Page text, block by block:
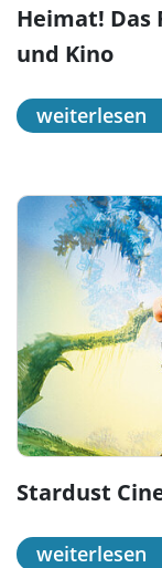
Heimat! Das
und Kino
weiterlesen
Stardust
weiterlesen